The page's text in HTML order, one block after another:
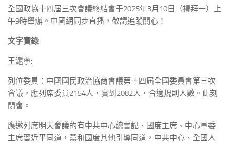
全國政協十四屆三次會議終結會于2025年3月10日（禮拜一）上
午9時舉辦。中國網同步直播，敬請追蹤關心！
文字實錄
王滬寧:
列位委員：中國國民政治協商會議第十四屆全國委員會第三次
會議，應列席委員2154人，實到2082人，合適規則人數。此刻
閉會。
應邀列席明天會議的有中共中心總書記、國度主席、中心軍委
主席習近平同道，黨和國度其他引導同道，中共中心、全國人